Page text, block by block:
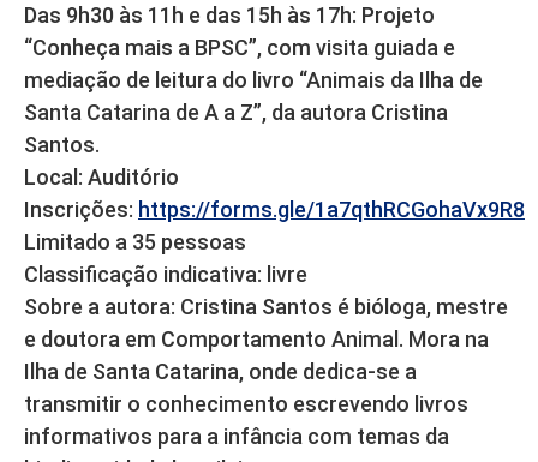
Das 9h30 às 11h e das 15h às 17h: Projeto
“Conheça mais a BPSC”, com visita guiada e
mediação de leitura do livro “Animais da Ilha de
Santa Catarina de A a Z”, da autora Cristina
Santos.
Local: Auditório
Inscrições: https://forms.gle/1a7qthRCGohaVx9R8
Limitado a 35 pessoas
Classificação indicativa: livre
Sobre a autora: Cristina Santos é bióloga, mestre
e doutora em Comportamento Animal. Mora na
Ilha de Santa Catarina, onde dedica-se a
transmitir o conhecimento escrevendo livros
informativos para a infância com temas da